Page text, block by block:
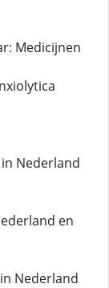
Medicijnen
Nederland
en
Nederland